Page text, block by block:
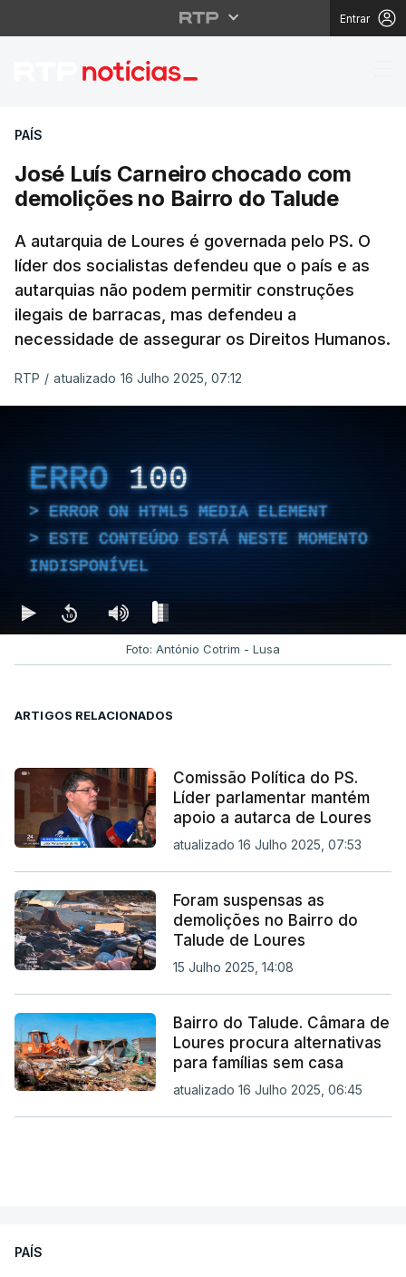
Entrar
José Luís Carneiro
PAÍS
José Luís Carneiro chocado com
demolições no Bairro do Talude
A autarquia de Loures é governada pelo PS. O
líder dos socialistas defendeu que o país e as
autarquias não podem permitir construções
ilegais de barracas, mas defendeu a
necessidade de assegurar os Direitos Humanos.
RTP / atualizado 16 Julho 2025, 07:12
ERRO 100
ERROR ON HTML5 MEDIA ELEMENT
ESTE CONTEÚDO ESTÁ NESTE MOMENTO
INDISPONÍVEL
Foto: António Cotrim - Lusa
ARTIGOS RELACIONADOS
Comissão Política do PS.
Líder parlamentar mantém
apoio a autarca de Loures
atualizado 16 Julho 2025, 07:53
Foram suspensas as
demolições no Bairro do
Talude de Loures
15 Julho 2025, 14:08
Bairro do Talude. Câmara de
Loures procura alternativas
para famílias sem casa
atualizado 16 Julho 2025, 06:45
PAÍS